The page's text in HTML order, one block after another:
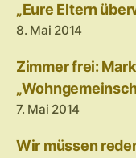
„Eure Eltern
8. Mai 2014
Zimmer frei:
7. Mai 2014
Wir müssen